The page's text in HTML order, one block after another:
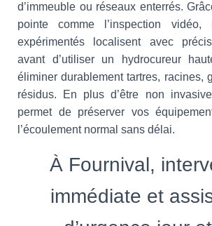
d’immeuble ou réseaux enterrés.
pointe comme l’inspection vidéo,
expérimentés localisent avec
avant d’utiliser un hydrocureur
éliminer durablement tartres, racines,
résidus. En plus d’être non
permet de préserver vos
l’écoulement normal sans délai.
À Fournival,
immédiate et